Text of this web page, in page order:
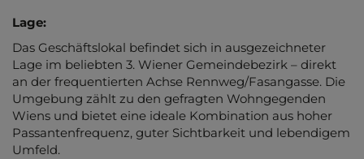
Lage:
Das Geschäftslokal befindet sich in ausgezeichneter
Lage im beliebten 3. Wiener Gemeindebezirk – direkt
an der frequentierten Achse Rennweg/Fasangasse. Die
Umgebung zählt zu den gefragten Wohngegenden
Wiens und bietet eine ideale Kombination aus hoher
Passantenfrequenz, guter Sichtbarkeit und lebendigem
Umfeld.